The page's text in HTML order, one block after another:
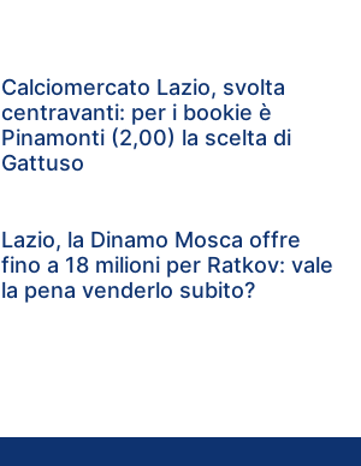
Calciomercato Lazio, svolta
centravanti: per i bookie è
Pinamonti (2,00) la scelta di
Gattuso
Lazio, la Dinamo Mosca offre
fino a 18 milioni per Ratkov: vale
la pena venderlo subito?